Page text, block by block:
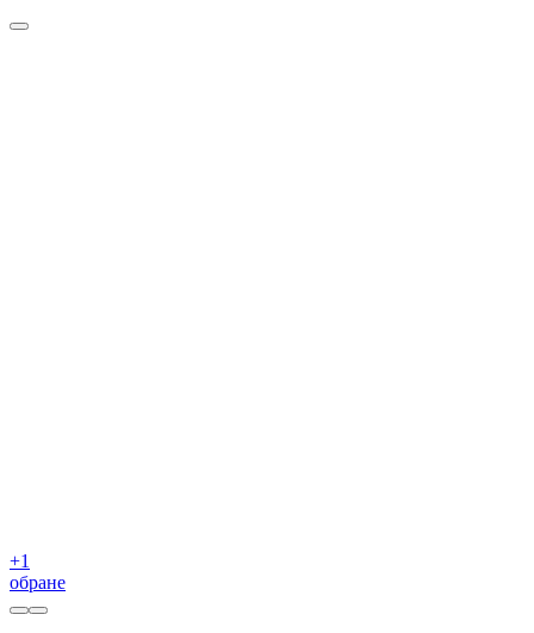
+1
обране